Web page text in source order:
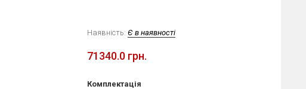
Наявність: Є в наявності
71340.0 грн.
Комплектація